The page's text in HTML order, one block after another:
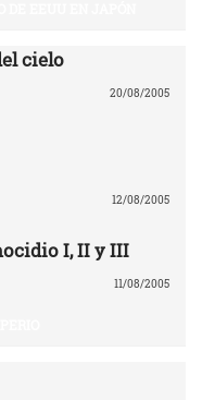
cielo
20/08/2005
12/08/2005
I, II y III
11/08/2005